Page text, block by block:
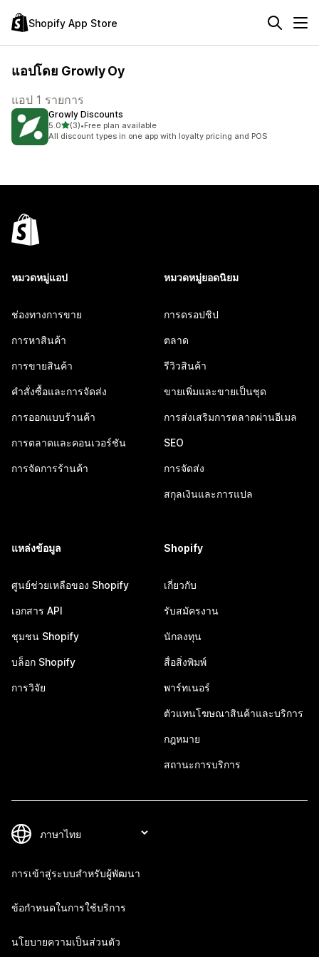
Shopify App Store
แอปโดย Growly Oy
แอป 1 รายการ
Growly Discounts
5.0เต็ม 5 ดาว
(3)
ทั้งหมด 3 รีวิว
•Free plan available
All discount types in one app with loyalty pricing and POS
หมวดหมู่แอป
ช่องทางการขาย
การหาสินค้า
การขายสินค้า
คำสั่งซื้อและการจัดส่ง
การออกแบบร้านค้า
การตลาดและคอนเวอร์ชัน
การจัดการร้านค้า
หมวดหมู่ยอดนิยม
การดรอปชิป
ตลาด
รีวิวสินค้า
ขายเพิ่มและขายเป็นชุด
การส่งเสริมการตลาดผ่านอีเมล
SEO
การจัดส่ง
สกุลเงินและการแปล
แหล่งข้อมูล
ศูนย์ช่วยเหลือของ Shopify
เอกสาร API
ชุมชน Shopify
บล็อก Shopify
การวิจัย
Shopify
เกี่ยวกับ
รับสมัครงาน
นักลงทุน
สื่อสิ่งพิมพ์
พาร์ทเนอร์
ตัวแทนโฆษณาสินค้าและบริการ
กฎหมาย
สถานะการบริการ
การเข้าสู่ระบบสำหรับผู้พัฒนา
ข้อกำหนดในการใช้บริการ
นโยบายความเป็นส่วนตัว